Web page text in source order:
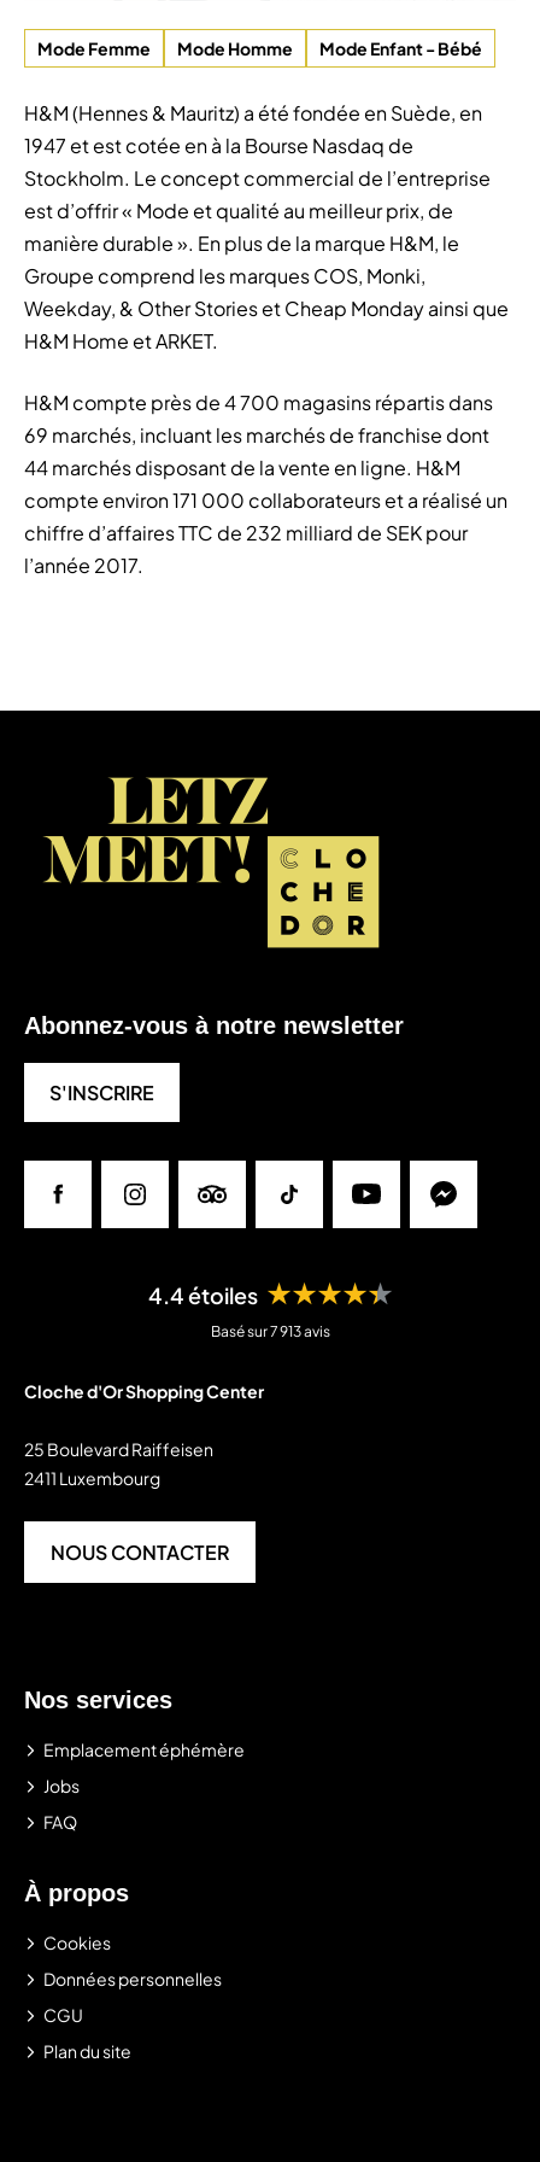
Mode Femme Mode Homme Mode Enfant - Bébé
H&M (Hennes & Mauritz) a été fondée en Suède, en
1947 et est cotée en à la Bourse Nasdaq de
Stockholm. Le concept commercial de l’entreprise
est d’offrir « Mode et qualité au meilleur prix, de
manière durable ». En plus de la marque H&M, le
Groupe comprend les marques COS, Monki,
Weekday, & Other Stories et Cheap Monday ainsi que
H&M Home et ARKET.
H&M compte près de 4 700 magasins répartis dans
69 marchés, incluant les marchés de franchise dont
44 marchés disposant de la vente en ligne. H&M
compte environ 171 000 collaborateurs et a réalisé un
chiffre d’affaires TTC de 232 milliard de SEK pour
l’année 2017.
4.4 étoiles ★★★★★
Basé sur 7 913 avis
Cloche d'Or Shopping Center
25 Boulevard Raiffeisen
2411 Luxembourg
NOUS CONTACTER
Nos services
Emplacement éphémère
Jobs
FAQ
À propos
Cookies
Données personnelles
CGU
Plan du site
Abonnez-vous à notre newsletter
S'INSCRIRE
FacebookInstagramTripadvisorTiktok Youtube Messenger